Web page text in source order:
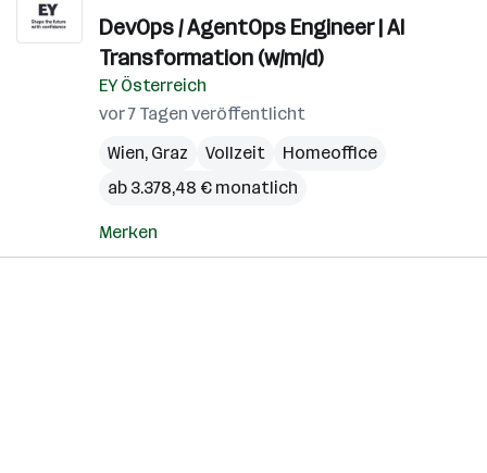
DevOps / AgentOps Engineer | AI
Transformation (w/m/d)
EY Österreich
vor 7 Tagen veröffentlicht
Wien, Graz Vollzeit
Homeoffice
ab 3.378,48 € monatlich
Merken